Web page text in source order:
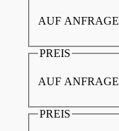
AUF ANFRAGE
PREIS
AUF ANFRAGE
PREIS